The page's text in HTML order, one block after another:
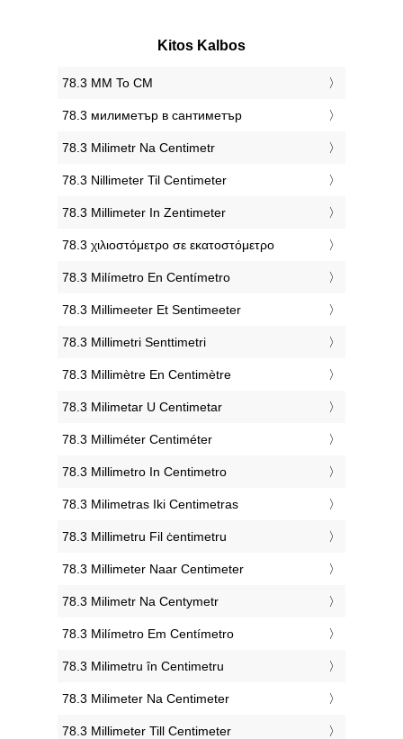
Kitos Kalbos
‎78.3 MM To CM
‎78.3 милиметър в сантиметър
‎78.3 Milimetr Na Centimetr
‎78.3 Nillimeter Til Centimeter
‎78.3 Millimeter In Zentimeter
‎78.3 χιλιοστόμετρο σε εκατοστόμετρο
‎78.3 Milímetro En Centímetro
‎78.3 Millimeeter Et Sentimeeter
‎78.3 Millimetri Senttimetri
‎78.3 Millimètre En Centimètre
‎78.3 Milimetar U Centimetar
‎78.3 Milliméter Centiméter
‎78.3 Millimetro In Centimetro
‎78.3 Milimetras Iki Centimetras
‎78.3 Millimetru Fil ċentimetru
‎78.3 Millimeter Naar Centimeter
‎78.3 Milimetr Na Centymetr
‎78.3 Milímetro Em Centímetro
‎78.3 Milimetru în Centimetru
‎78.3 Milimeter Na Centimeter
‎78.3 Millimeter Till Centimeter